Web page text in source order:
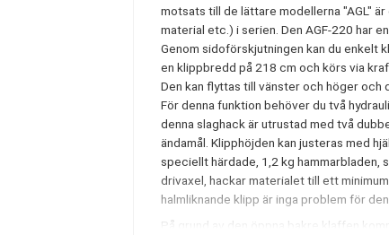
motsats till de lättare modellerna "AGL"
material etc.) i serien. Den AGF-220 har
Genom sidoförskjutningen kan du enkelt
en klippbredd på 218 cm och körs via
Den kan flyttas till vänster och höger och
För denna funktion behöver du två
denna slaghack är utrustad med två
ändamål. Klipphöjden kan justeras med
speciellt härdade, 1,2 kg hammarbladen,
drivaxel, hackar materialet till ett
halmliknande klipp är inga problem för
På grund av den öppna bakre klaffen